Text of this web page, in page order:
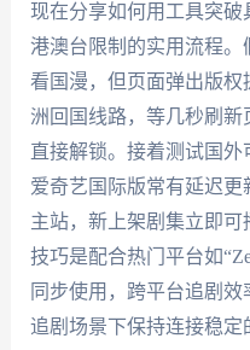
现在分享如何用工具突
港澳台限制的实用流程。
看国漫，但页面弹出版
洲回国线路，等几秒刷
直接解锁。接着测试国外
爱奇艺国际版常有延迟
主站，新上架剧集立即
技巧是配合热门平台如
同步使用，跨平台追剧
追剧场景下保持连接稳定